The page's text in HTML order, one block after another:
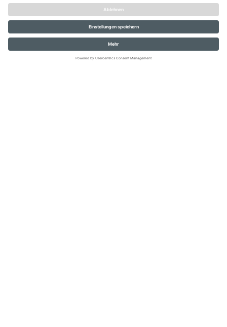
Doch der Aufwand lohnt sich! Echte Prachtexemplare mit
einer fruchtig-spritzigen Note sind diePistazien Limetten
Cupcakes
Cupcakes mit Mangound die
mit Creme-Topping und Schokosauce
Karamell Cupcakes, den Schoko Cupcakes